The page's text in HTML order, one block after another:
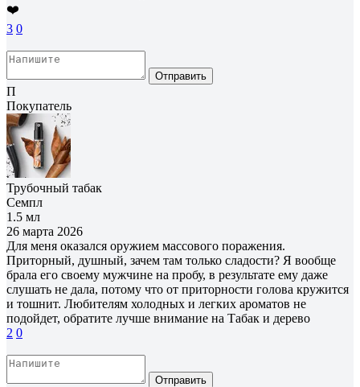
❤️
3 0
Отправить
П
Покупатель
Трубочный табак
Семпл
1.5 мл
26 марта 2026
Для меня оказался оружием массового поражения.
Приторный, душный, зачем там только сладости? Я вообще
брала его своему мужчине на пробу, в результате ему даже
слушать не дала, потому что от приторности голова кружится
и тошнит. Любителям холодных и легких ароматов не
подойдет, обратите лучше внимание на Табак и дерево
2 0
Отправить